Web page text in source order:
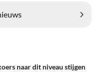
naar dit niveau stijgen